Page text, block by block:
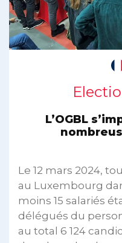
L’OGBL
Le 12 mars 2024,
au Luxembourg
moins 15 salariés
délégués du
au total 6 124